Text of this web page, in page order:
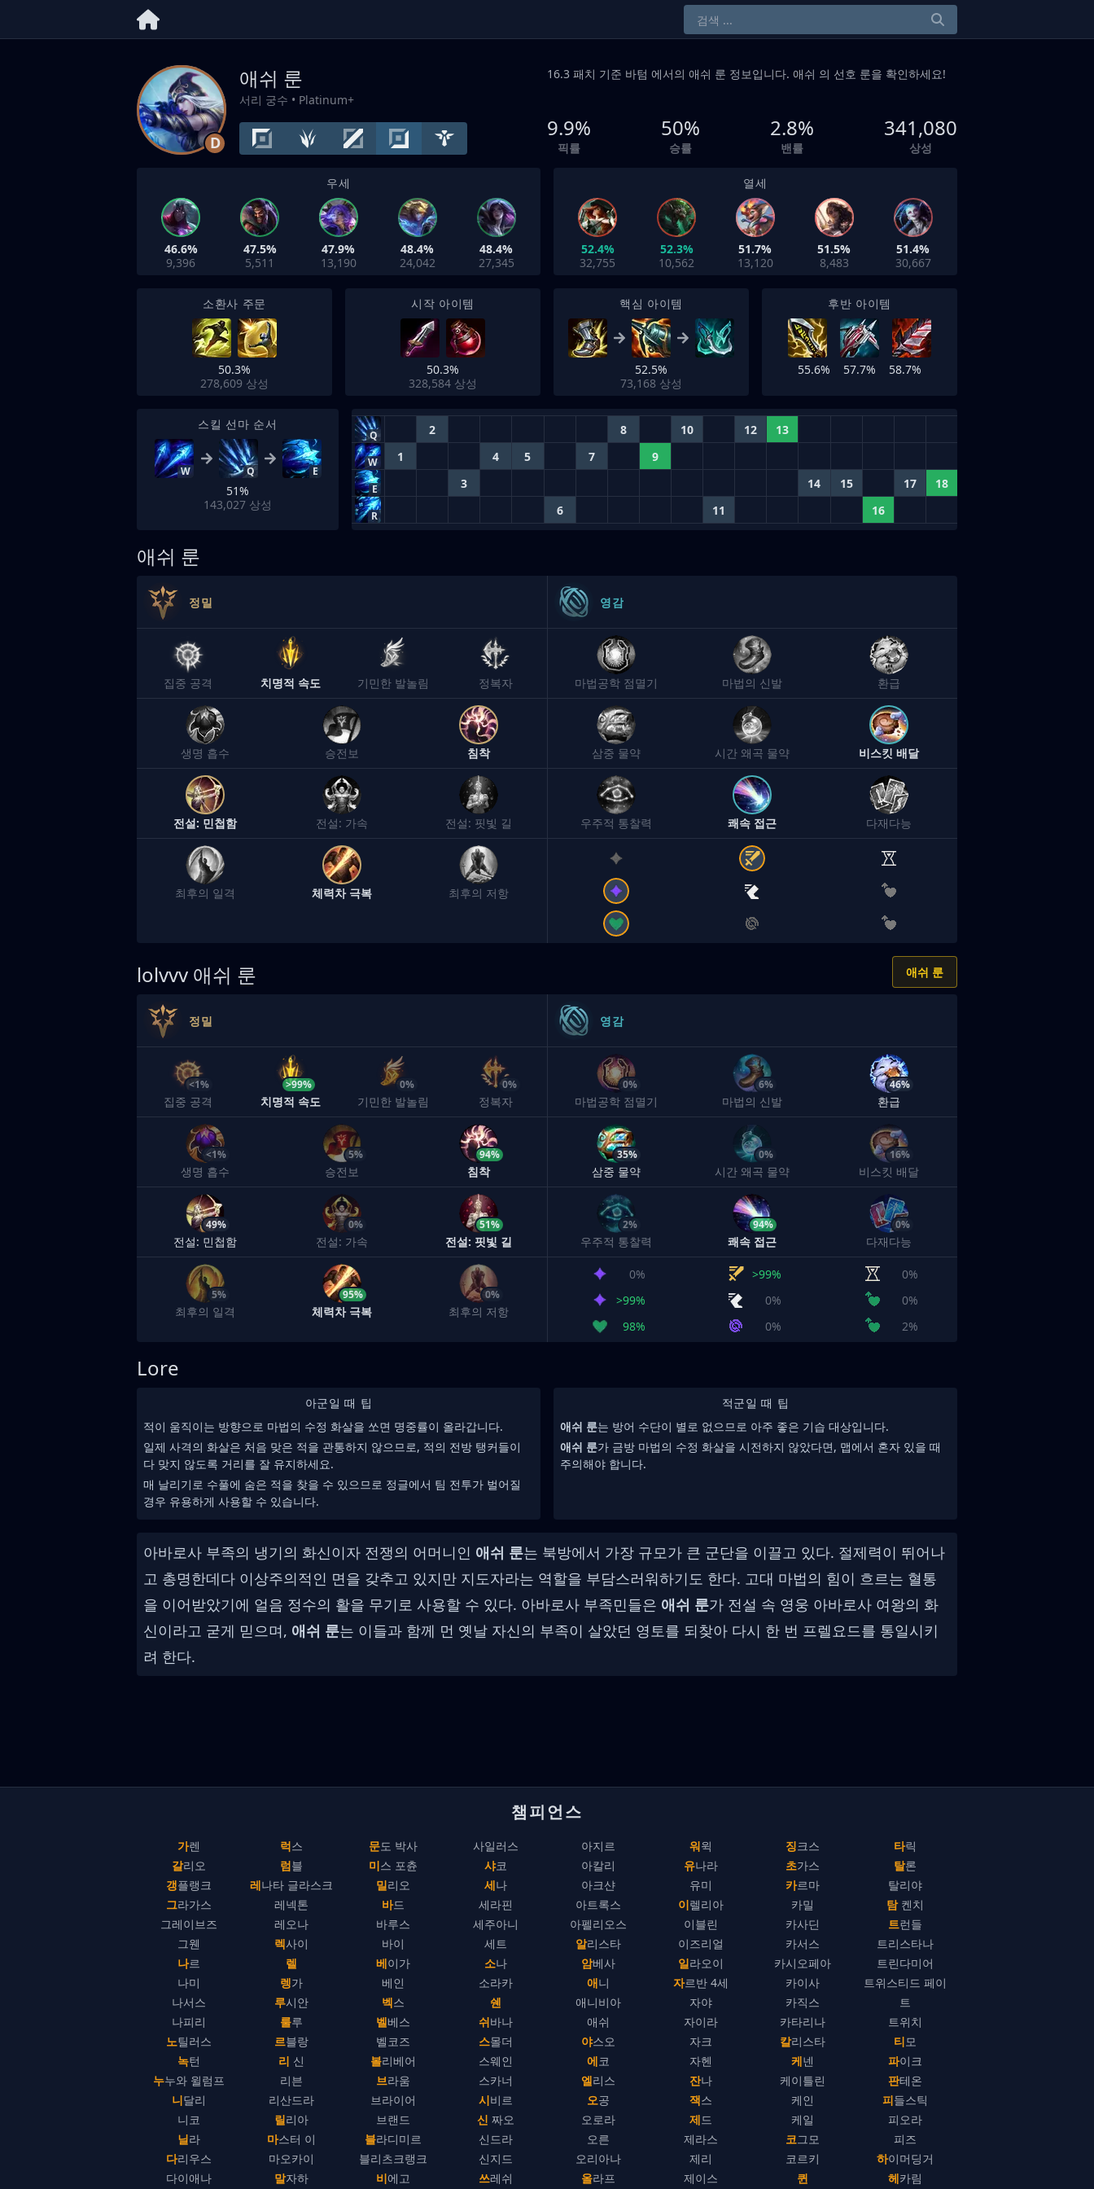
D
애쉬 룬
서리 궁수 • Platinum+
16.3 패치 기준 바텀 에서의 애쉬 룬 정보입니다. 애쉬 의 선호 룬을 확인하세요!
9.9%
픽률
50%
승률
2.8%
밴률
341,080
상성
우세
46.6%
9,396
47.5%
5,511
47.9%
13,190
48.4%
24,042
48.4%
27,345
열세
52.4%
32,755
52.3%
10,562
51.7%
13,120
51.5%
8,483
51.4%
30,667
소환사 주문
50.3%
278,609 상성
시작 아이템
50.3%
328,584 상성
핵심 아이템
52.5%
73,168 상성
후반 아이템
55.6% 57.7% 58.7%
스킬 선마 순서
W Q E
51%
143,027 상성
Q 2 8 10 12 13
W 1 4 5 7 9
E 3 14 15 17 18
R 6 11 16
애쉬 룬
정밀
집중 공격 치명적 속도 기민한 발놀림 정복자
생명 흡수 승전보 침착
전설: 민첩함 전설: 가속 전설: 핏빛 길
최후의 일격 체력차 극복 최후의 저항
영감
마법공학 점멸기 마법의 신발 환급
삼중 물약 시간 왜곡 물약 비스킷 배달
우주적 통찰력 쾌속 접근 다재다능
lolvvv 애쉬 룬 애쉬 룬
정밀
<1%
집중 공격
>99%
치명적 속도
0%
기민한 발놀림
0%
정복자
<1%
생명 흡수
5%
승전보
94%
침착
49%
전설: 민첩함
0%
전설: 가속
51%
전설: 핏빛 길
5%
최후의 일격
95%
체력차 극복
0%
최후의 저항
영감
0%
마법공학 점멸기
6%
마법의 신발
46%
환급
35%
삼중 물약
0%
시간 왜곡 물약
16%
비스킷 배달
2%
우주적 통찰력
94%
쾌속 접근
0%
다재다능
0% >99%
0%
>99%
0%
0%
98%
0% 2%
Lore
아군일 때 팁
적이 움직이는 방향으로 마법의 수정 화살을 쏘면 명중률이 올라갑니다.
일제 사격의 화살은 처음 맞은 적을 관통하지 않으므로, 적의 전방 탱커들이
다 맞지 않도록 거리를 잘 유지하세요.
매 날리기로 수풀에 숨은 적을 찾을 수 있으므로 정글에서 팀 전투가 벌어질
경우 유용하게 사용할 수 있습니다.
적군일 때 팁
애쉬 룬는 방어 수단이 별로 없으므로 아주 좋은 기습 대상입니다.
애쉬 룬가 금방 마법의 수정 화살을 시전하지 않았다면, 맵에서 혼자 있을 때
주의해야 합니다.
아바로사 부족의 냉기의 화신이자 전쟁의 어머니인 애쉬 룬는 북방에서 가장 규모가 큰 군단을 이끌고 있다. 절제력이 뛰어나
고 총명한데다 이상주의적인 면을 갖추고 있지만 지도자라는 역할을 부담스러워하기도 한다. 고대 마법의 힘이 흐르는 혈통
을 이어받았기에 얼음 정수의 활을 무기로 사용할 수 있다. 아바로사 부족민들은 애쉬 룬가 전설 속 영웅 아바로사 여왕의 화
신이라고 굳게 믿으며, 애쉬 룬는 이들과 함께 먼 옛날 자신의 부족이 살았던 영토를 되찾아 다시 한 번 프렐요드를 통일시키
려 한다.
챔피언스
가렌
갈리오
갱플랭크
그라가스
그레이브즈
그웬
나르
나미
나서스
나피리
노틸러스
녹턴
누누와 윌럼프
니달리
니코
닐라
다리우스
다이애나
럭스
럼블
레나타 글라스크
레넥톤
레오나
렉사이
렐
렝가
루시안
룰루
르블랑
리 신
리븐
리산드라
릴리아
마스터 이
마오카이
말자하
문도 박사
미스 포츈
밀리오
바드
바루스
바이
베이가
베인
벡스
벨베스
벨코즈
볼리베어
브라움
브라이어
브랜드
블라디미르
블리츠크랭크
비에고
사일러스
샤코
세나
세라핀
세주아니
세트
소나
소라카
쉔
쉬바나
스몰더
스웨인
스카너
시비르
신 짜오
신드라
신지드
쓰레쉬
아지르
아칼리
아크샨
아트록스
아펠리오스
알리스타
암베사
애니
애니비아
애쉬
야스오
에코
엘리스
오공
오로라
오른
오리아나
올라프
워윅
유나라
유미
이렐리아
이블린
이즈리얼
일라오이
자르반 4세
자야
자이라
자크
자헨
잔나
잭스
제드
제라스
제리
제이스
징크스
초가스
카르마
카밀
카사딘
카서스
카시오페아
카이사
카직스
카타리나
칼리스타
케넨
케이틀린
케인
케일
코그모
코르키
퀸
타릭
탈론
탈리야
탐 켄치
트런들
트리스타나
트린다미어
트위스티드 페이
트
트위치
티모
파이크
판테온
피들스틱
피오라
피즈
하이머딩거
헤카림